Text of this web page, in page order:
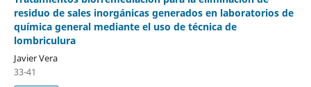
residuo de sales inorgánicas generados en laboratorios de
química general mediante el uso de técnica de
lombriculura
Javier Vera
33-41